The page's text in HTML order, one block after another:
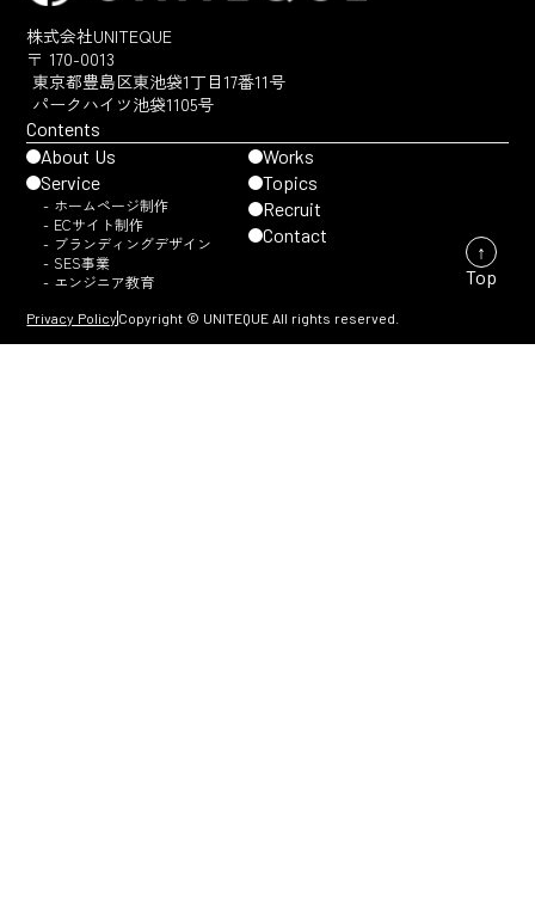
株式会社UNITEQUE
〒 170-0013
東京都豊島区東池袋1丁目17番11号
パークハイツ池袋1105号
Contents
About Us
Service
- ホームページ制作
- ECサイト制作
- ブランディングデザイン
- SES事業
- エンジニア教育
Works
Topics
Recruit
Contact
↑
Top
Privacy Policy Copyright © UNITEQUE All rights reserved.